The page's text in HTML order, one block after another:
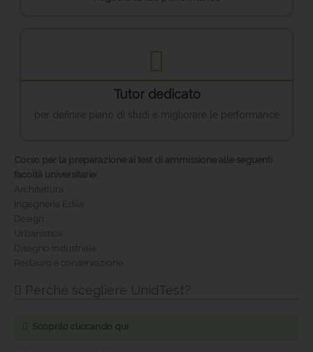
Tutor dedicato
per definire piano di studi e migliorare le performance
Corso per la preparazione ai test di ammissione alle seguenti
facoltà universitarie:
Architettura
Ingegneria Edile
Design
Urbanistica
Disegno industriale
Restauro e conservazione
Perché scegliere UnidTest?
Scoprilo cliccando qui